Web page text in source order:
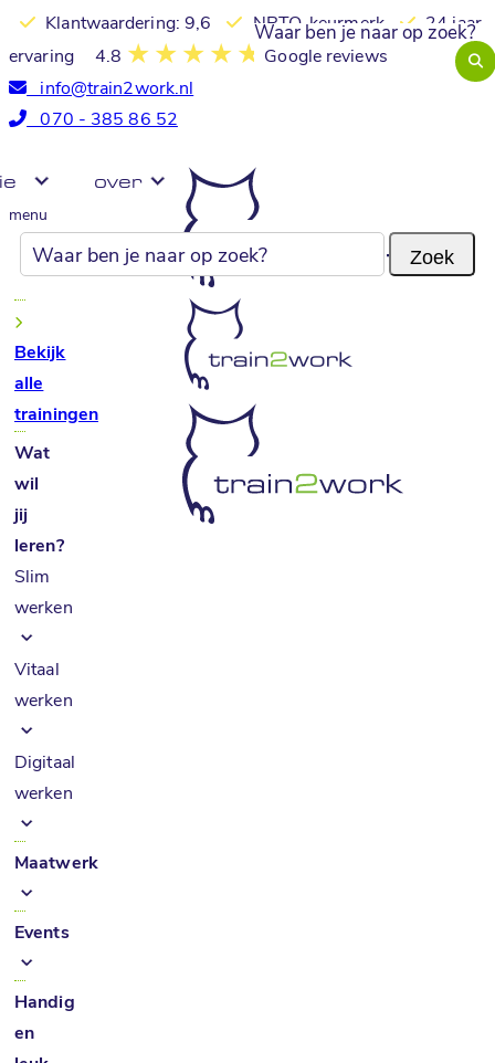
Klantwaardering: 9,6 NRTO-keurmerk
24 jaar
ervaring
4.8
Google reviews
info@train2work.nl
070 - 385 86 52
over
menu
Bekijk
alle
trainingen
Wat
wil
jij
leren?
Slim
werken
Vitaal
werken
Digitaal
werken
Maatwerk
Events
Handig
en